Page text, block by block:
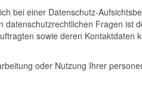
bei einer Datenschutz-
datenschutzrechtlichen Fragen ist
sowie deren Kontaktdaten
oder Nutzung Ihrer